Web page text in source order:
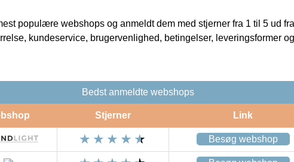
populære webshops og anmeldt dem med stjerner fra 1 til 5 ud
kundeservice, brugervenlighed, betingelser, leveringsformer og
Bedst anmeldte webshops
Stjerner Link
Besøg webshop